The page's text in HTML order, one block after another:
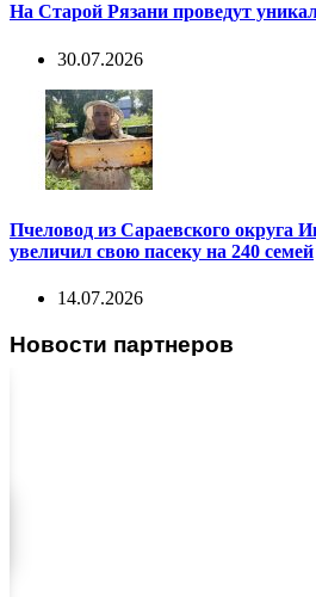
На Старой Рязани проведут
30.07.2026
Пчеловод из Сараевского округа
увеличил свою пасеку на 240 семей
14.07.2026
Новости партнеров